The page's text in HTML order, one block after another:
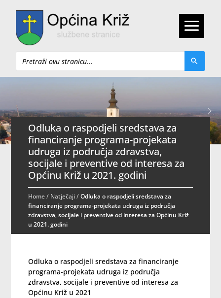
Pretraži
Odluka o raspodjeli sredstava za
financiranje programa-projekata
udruga iz područja zdravstva,
socijale i preventive od interesa za
Općinu Križ u 2021. godini
Home/ Natječaji/Odluka o raspodjeli sredstava za
financiranje programa-projekata udruga iz područja
zdravstva, socijale i preventive od interesa za Općinu Križ
u 2021. godini
Odluka o raspodjeli sredstava za financiranje
programa-projekata udruga iz područja
zdravstva, socijale i preventive od interesa za
Općinu Križ u 2021